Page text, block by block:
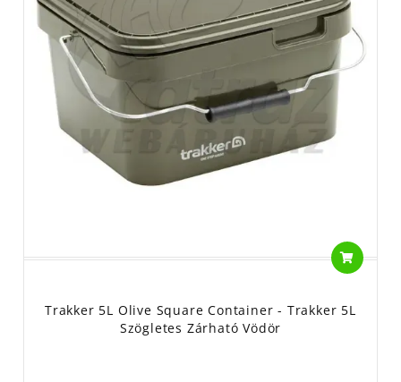
Trakker 5L Olive Square Container - Trakker 5L
Szögletes Zárható Vödör